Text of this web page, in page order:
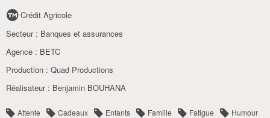
Crédit Agricole
Secteur : Banques et assurances
Agence : BETC
Production : Quad Productions
Réalisateur : Benjamin BOUHANA
Attente Cadeaux Enfants Famille Fatigue
Humour